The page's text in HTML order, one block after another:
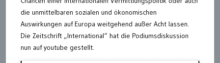
die unmittelbaren sozialen und ökonomischen
Auswirkungen auf Europa weitgehend außer Acht lassen.
Die Zeitschrift „International“ hat die Podiumsdiskussion
nun auf youtube gestellt.